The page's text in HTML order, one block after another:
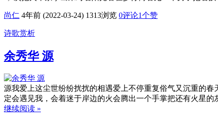
尚仁 4年前 (2022-03-24) 1313浏览 0评论1个赞
诗歌赏析
余秀华 源
源我爱上这尘世纷纷扰扰的相遇爱上不停重复俗气又沉重的
定会遇见我，会着迷于岸边的火会腾出一个手掌把还有火星
继续阅读 »